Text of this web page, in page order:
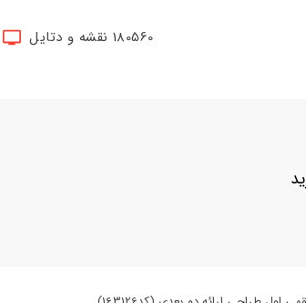
180560 نقشه و دتایل